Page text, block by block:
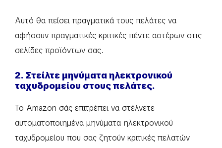
Αυτό θα πείσει πραγματικά τους πελάτες να
αφήσουν πραγματικές κριτικές πέντε αστέρων στις
σελίδες προϊόντων σας.
2. Στείλτε μηνύματα ηλεκτρονικού
ταχυδρομείου στους πελάτες.
Το Amazon σάς επιτρέπει να στέλνετε
αυτοματοποιημένα μηνύματα ηλεκτρονικού
ταχυδρομείου που σας ζητούν κριτικές πελατών